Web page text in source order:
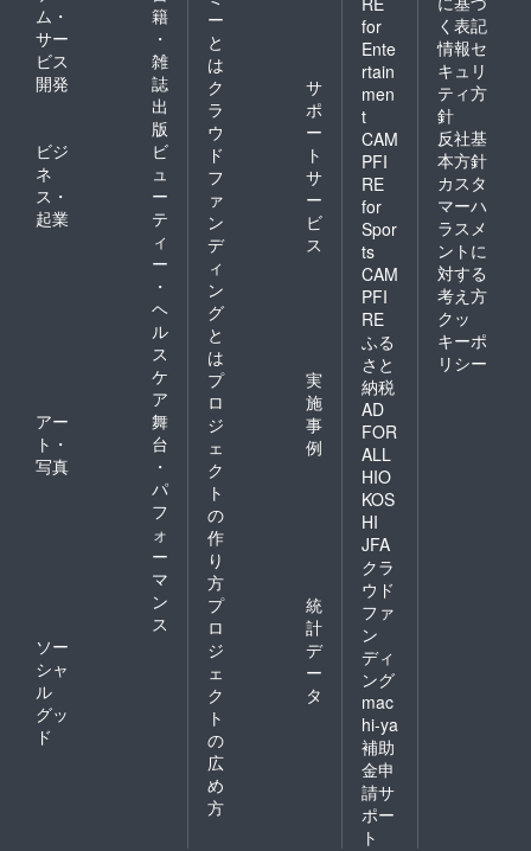
ム・
サー
ビス
開発
籍
・
雑
誌
出
版
ビジ
ネ
ス・
起業
ビ
ュ
ー
テ
ィ
ー
・
ヘ
ル
ス
ケ
ア
アー
ト・
写真
舞
台
・
パ
フ
ォ
ー
マ
ン
ス
ソー
シャ
ル
グッ
ド
ー
と
は
ク
ラ
ウ
ド
フ
ァ
ン
デ
ィ
ン
グ
と
は
サ
ポ
ー
ト
サ
ー
ビ
ス
プ
ロ
ジ
ェ
ク
ト
の
作
り
方
実
施
事
例
プ
ロ
ジ
ェ
ク
ト
の
広
め
方
統
計
デ
ー
タ
for
Ente
rtain
men
t
CAM
PFI
RE
for
Spor
ts
CAM
PFI
RE
ふる
さと
納税
AD
FOR
ALL
HIO
KOS
HI
JFA
クラ
ウド
ファ
ン
ディ
ング
mac
hi-ya
補助
金申
請サ
ポー
ト
く表記
情報セ
キュリ
ティ方
針
反社基
本方針
カスタ
マーハ
ラスメ
ントに
対する
考え方
クッ
キーポ
リシー